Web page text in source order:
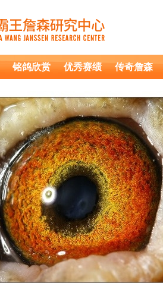
铭鸽欣赏 优秀赛绩 传奇詹森